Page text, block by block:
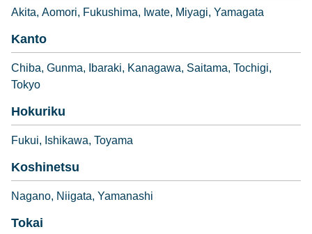
Akita Aomori Fukushima Iwate Miyagi Yamagata
Kanto
Chiba Gunma Ibaraki Kanagawa Saitama Tochigi
Tokyo
Hokuriku
Fukui Ishikawa Toyama
Koshinetsu
Nagano Niigata Yamanashi
Tokai